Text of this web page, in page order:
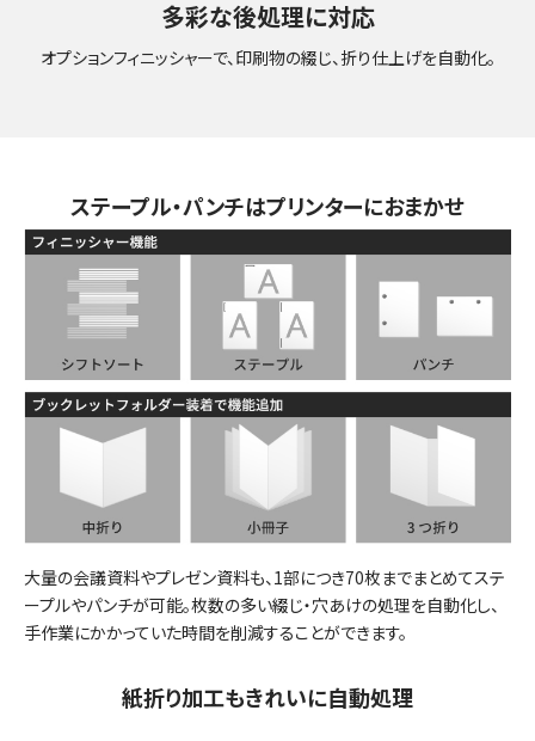
多彩な後処理に対応
オプションフィニッシャーで、印刷物の綴じ、折り仕上げを自動化。
ステープル・パンチはプリンターにおまかせ
大量の会議資料やプレゼン資料も、1部につき70枚までまとめてステ
ープルやパンチが可能。枚数の多い綴じ・穴あけの処理を自動化し、
手作業にかかっていた時間を削減することができます。
紙折り加工もきれいに自動処理